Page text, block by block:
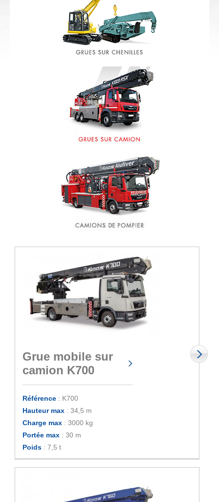
Grue mobile sur
camion K700
Référence : K700
Hauteur max : 34,5 m
Charge max : 3000 kg
Portée max : 30 m
Poids : 7,5 t